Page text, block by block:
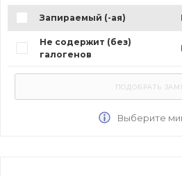
Запираемый (-ая)
Не содержит (без)
галогенов
Выберите